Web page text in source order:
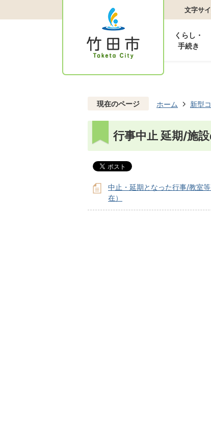
文字サ
くらし・
手続き
現在のページ ホーム 新型
行事中止 延期/施
中止・延期となった行事/教室
在）